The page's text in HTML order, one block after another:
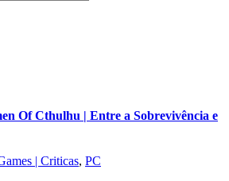
Of Cthulhu | Entre a Sobrevivência e
| Criticas, PC